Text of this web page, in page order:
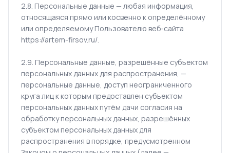
2.8. Персональные данные — любая информация,
относящаяся прямо или косвенно к определённому
или определяемому Пользователю веб‑сайта
https://artem-firsov.ru/.
2.9. Персональные данные, разрешённые субъектом
персональных данных для распространения, —
персональные данные, доступ неограниченного
круга лиц к которым предоставлен субъектом
персональных данных путём дачи согласия на
обработку персональных данных, разрешённых
субъектом персональных данных для
распространения в порядке, предусмотренном